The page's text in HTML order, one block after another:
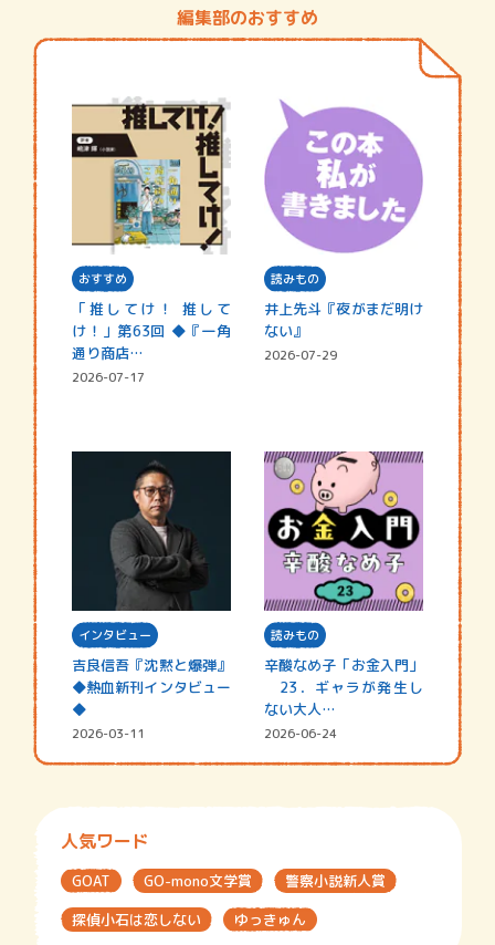
編集部のおすすめ
おすすめ
「推してけ！ 推して
け！」第63回 ◆『一角
通り商店…
2026-07-17
読みもの
井上先斗『夜がまだ明け
ない』
2026-07-29
インタビュー
吉良信吾『沈黙と爆弾』
◆熱血新刊インタビュー
◆
2026-03-11
読みもの
辛酸なめ子「お金入門」
23．ギャラが発生し
ない大人…
2026-06-24
人気ワード
GOAT GO-mono文学賞
警察小説新人賞
探偵小石は恋しない
ゆっきゅん